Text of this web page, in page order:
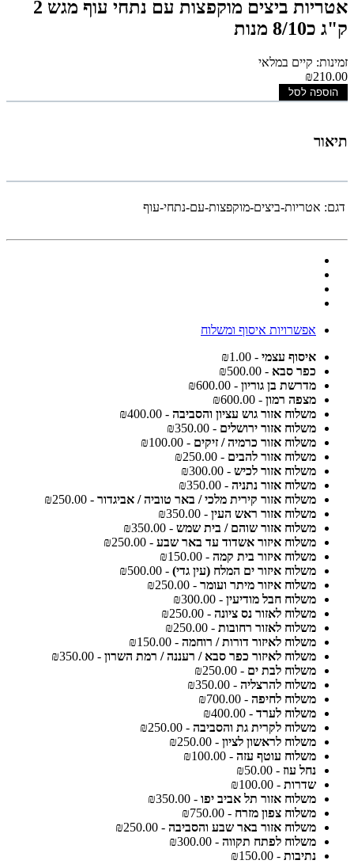
אטריות ביצים מוקפצות עם נתחי עוף מגש 2
ק"ג כ8/10 מנות
זמינות: קיים במלאי
₪210.00
הוספה לסל
תיאור
דגם: אטריות-ביצים-מוקפצות-עם-נתחי-עוף
אפשרויות איסוף ומשלוח
איסוף עצמי - ₪1.00
כפר סבא - ₪500.00
מדרשת בן גוריון - ₪600.00
מצפה רמון - ₪600.00
משלוח אזור גוש עציון והסביבה - ₪400.00
משלוח אזור ירושלים - ₪350.00
משלוח אזור כרמיה / זיקים - ₪100.00
משלוח אזור להבים - ₪250.00
משלוח אזור לכיש - ₪300.00
משלוח אזור נתניה - ₪350.00
משלוח אזור קירית מלכי / באר טוביה / אביגדור - ₪250.00
משלוח אזור ראש העין - ₪350.00
משלוח אזור שוהם / בית שמש - ₪350.00
משלוח איזור אשדוד עד באר שבע - ₪250.00
משלוח איזור בית קמה - ₪150.00
משלוח איזור ים המלח (עין גדי) - ₪500.00
משלוח איזור מיתר ועומר - ₪250.00
משלוח חבל מודיעין - ₪300.00
משלוח לאזור נס ציונה - ₪250.00
משלוח לאזור רחובות - ₪250.00
משלוח לאיזור דורות / רוחמה - ₪150.00
משלוח לאיזור כפר סבא / רעננה / רמת השרון - ₪350.00
משלוח לבת ים - ₪250.00
משלוח להרצליה - ₪350.00
משלוח לחיפה - ₪700.00
משלוח לערד - ₪400.00
משלוח לקרית גת והסביבה - ₪250.00
משלוח לראשון לציון - ₪250.00
משלוח עוטף עזה - ₪100.00
נחל עוז - ₪50.00
שדרות - ₪100.00
משלוח אזור תל אביב יפו - ₪350.00
משלוח צפון מזרח - ₪750.00
משלוח אזור באר שבע והסביבה - ₪250.00
משלוח לפתח תקווה - ₪300.00
נתיבות - ₪150.00